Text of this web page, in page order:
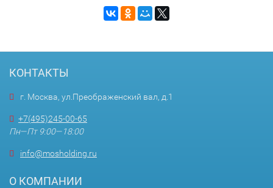
КОНТАКТЫ
г. Москва, ул.Преображенский вал, д.1
+7(495)245-00-65
Пн—Пт 9:00—18:00
info@mosholding.ru
О КОМПАНИИ